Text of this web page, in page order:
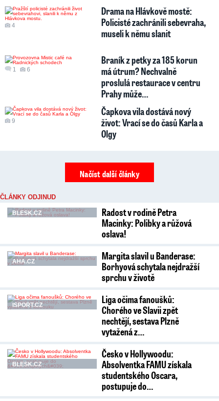
4
Drama na Hlávkově mostě:
Policisté zachránili sebevraha,
museli k němu slanit
1 6
Braník z petky za 185 korun
má útrum? Nechvalně
proslulá restaurace v centru
Prahy může…
9
Čapkova vila dostává nový
život: Vrací se do časů Karla a
Olgy
Načíst další články
ČLÁNKY ODJINUD
BLESK.CZ
Radost v rodině Petra
Macinky: Polibky a růžová
oslava!
AHA.CZ
Margita slavil u Banderase:
Borhyová schytala nejdražší
sprchu v životě
ISPORT.CZ
Liga očima fanoušků:
Chorého ve Slavii zpět
nechtějí, sestava Plzně
vytažená z…
BLESK.CZ
Česko v Hollywoodu:
Absolventka FAMU získala
studentského Oscara,
postupuje do…